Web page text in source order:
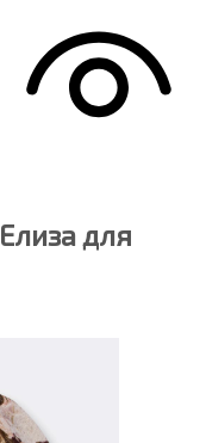
для